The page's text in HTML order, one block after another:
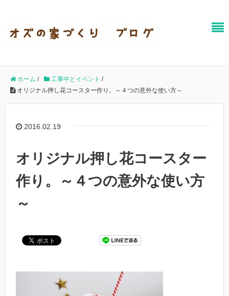
ホーム / 工事中とイベント /
オリジナル押し花コースター作り。～４つの意外な使い方～
2016.02.19
オリジナル押し花コースター
作り。～４つの意外な使い方
～